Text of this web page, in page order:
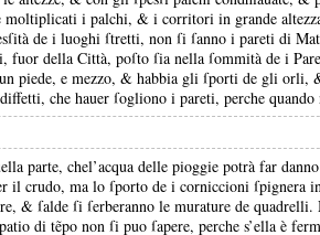
moltiplicati i palchi, & i corritori in grande
de i luoghi ſtretti, non ſi ſanno i pareti di
fuor della Città, poſto ſia nella ſommità de i
piede, e mezzo, & habbia gli ſporti de gli orli,
che hauer ſogliono i pareti, perche
parte, chel’acqua delle pioggie potrà far
il crudo, ma lo ſporto de i corniccioni
& ſalde ſi ſerberanno le murature de quadrelli.
di tẽpo non ſi puo ſapere, perche s’ella è